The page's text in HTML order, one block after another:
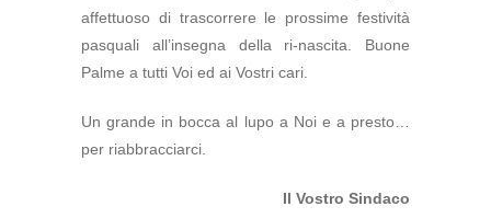
affettuoso di trascorrere le prossime festività
pasquali all’insegna della ri-nascita. Buone
Palme a tutti Voi ed ai Vostri cari.
Un grande in bocca al lupo a Noi e a presto…
per riabbracciarci.
Il Vostro Sindaco